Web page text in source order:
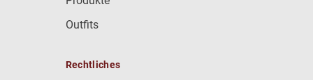
Outfits
Rechtliches